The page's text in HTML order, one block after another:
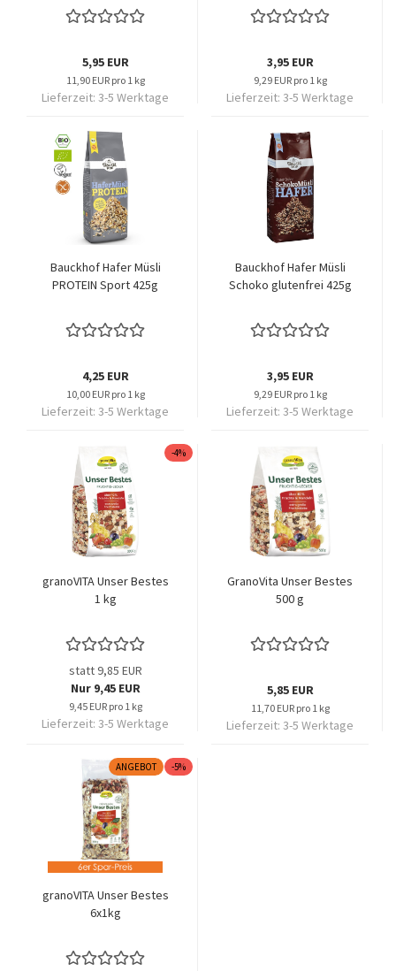
5,95 EUR
11,90 EUR pro 1 kg
Lieferzeit: 3-5 Werktage
3,95 EUR
9,29 EUR pro 1 kg
Lieferzeit: 3-5 Werktage
Bauckhof Hafer Müsli
PROTEIN Sport 425g
4,25 EUR
10,00 EUR pro 1 kg
Lieferzeit: 3-5 Werktage
Bauckhof Hafer Müsli
Schoko glutenfrei 425g
3,95 EUR
9,29 EUR pro 1 kg
Lieferzeit: 3-5 Werktage
-4%
granoVITA Unser Bestes
1 kg
statt 9,85 EUR
Nur 9,45 EUR
9,45 EUR pro 1 kg
Lieferzeit: 3-5 Werktage
GranoVita Unser Bestes
500 g
5,85 EUR
11,70 EUR pro 1 kg
Lieferzeit: 3-5 Werktage
ANGEBOT -5%
granoVITA Unser Bestes
6x1kg